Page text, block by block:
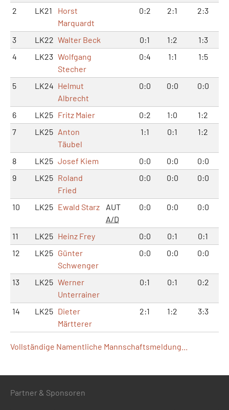
2 LK21
Horst
Marquardt
0:2 2:1 2:3
3 LK22 Walter Beck 0:1 1:2
1:3
4
LK23 Wolfgang
Stecher
0:4 1:1 1:5
5 LK24 Helmut
Albrecht
0:0 0:0 0:0
6 LK25 Fritz Maier 0:2 1:0
1:2
7
LK25 Anton
Täubel
1:1 0:1 1:2
8 LK25 Josef Kiem 0:0 0:0
0:0
9
LK25 Roland
Fried
0:0 0:0 0:0
10 LK25 Ewald Starz
AUT
A/D
0:0 0:0 0:0
11 LK25 Heinz Frey 0:0 0:1
0:1
12
LK25 Günter
Schwenger
0:0 0:0 0:0
13 LK25 Werner
Unterrainer
0:1 0:1 0:2
14 LK25 Dieter
Märtterer
2:1 1:2 3:3
Vollständige Namentliche Mannschaftsmeldung...
Partner & Sponsoren